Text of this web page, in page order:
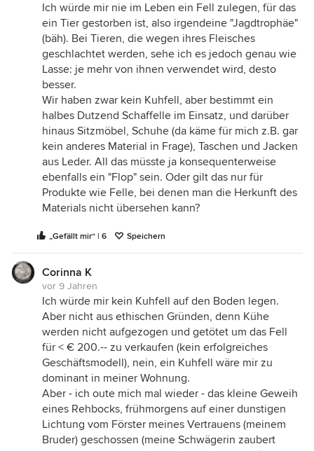
Ich würde mir nie im Leben ein Fell zulegen, für das
ein Tier gestorben ist, also irgendeine "Jagdtrophäe"
(bäh). Bei Tieren, die wegen ihres Fleisches
geschlachtet werden, sehe ich es jedoch genau wie
Lasse: je mehr von ihnen verwendet wird, desto
besser.
Wir haben zwar kein Kuhfell, aber bestimmt ein
halbes Dutzend Schaffelle im Einsatz, und darüber
hinaus Sitzmöbel, Schuhe (da käme für mich z.B. gar
kein anderes Material in Frage), Taschen und Jacken
aus Leder. All das müsste ja konsequenterweise
ebenfalls ein "Flop" sein. Oder gilt das nur für
Produkte wie Felle, bei denen man die Herkunft des
Materials nicht übersehen kann?
„Gefällt mir“ | 6 Speichern
Corinna K
vor 9 Jahren
Ich würde mir kein Kuhfell auf den Boden legen.
Aber nicht aus ethischen Gründen, denn Kühe
werden nicht aufgezogen und getötet um das Fell
für < € 200.-- zu verkaufen (kein erfolgreiches
Geschäftsmodell), nein, ein Kuhfell wäre mir zu
dominant in meiner Wohnung.
Aber - ich oute mich mal wieder - das kleine Geweih
eines Rehbocks, frühmorgens auf einer dunstigen
Lichtung vom Förster meines Vertrauens (meinem
Bruder) geschossen (meine Schwägerin zaubert